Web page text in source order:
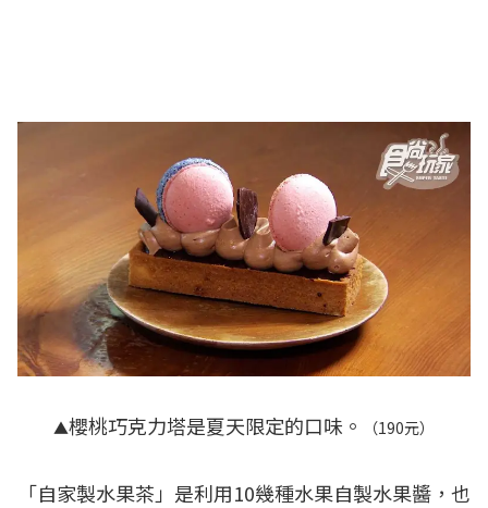
▲櫻桃巧克力塔是夏天限定的口味。 （190元）
「自家製水果茶」是利用10幾種水果自製水果醬，也